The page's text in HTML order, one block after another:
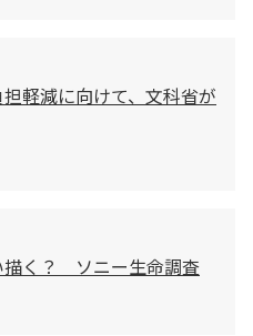
軽減に向けて、文科省が
く？ ソニー生命調査